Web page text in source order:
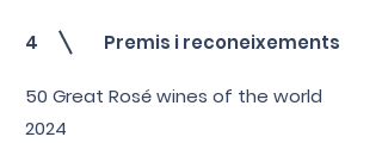
4 Premis i reconeixements
50 Great Rosé wines of the world
2024